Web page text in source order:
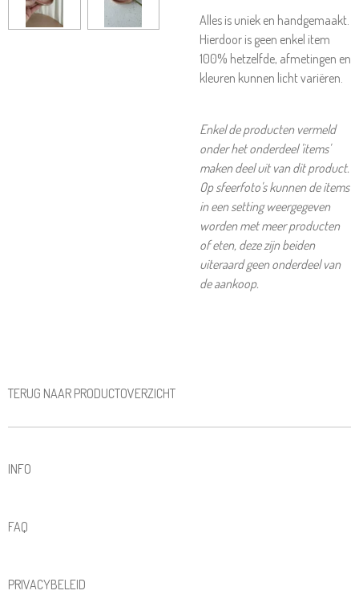
Alles is uniek en handgemaakt.
Hierdoor is geen enkel item
100% hetzelfde, afmetingen en
kleuren kunnen licht variëren.
Enkel de producten vermeld
onder het onderdeel 'items'
maken deel uit van dit product.
Op sfeerfoto's kunnen de items
in een setting weergegeven
worden met meer producten
of eten, deze zijn beiden
uiteraard geen onderdeel van
de aankoop.
TERUG NAAR PRODUCTOVERZICHT
INFO
FAQ
PRIVACYBELEID